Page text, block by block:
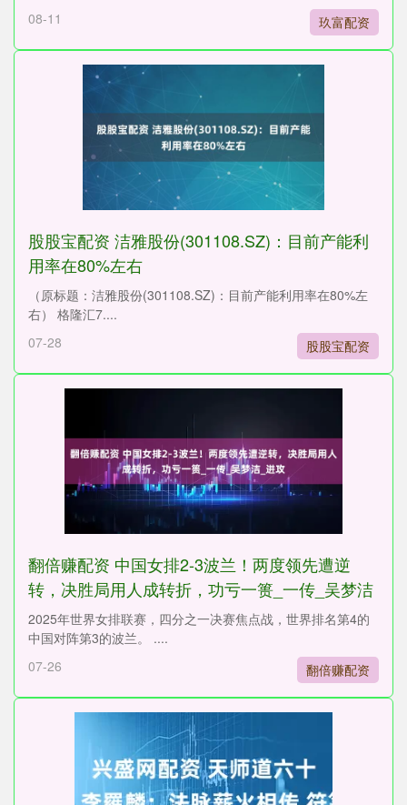
08-11
玖富配资
股股宝配资 洁雅股份(301108.SZ)：目前产能利
用率在80%左右
（原标题：洁雅股份(301108.SZ)：目前产能利用率在80%左
右） 格隆汇7....
07-28
股股宝配资
翻倍赚配资 中国女排2-3波兰！两度领先遭逆
转，决胜局用人成转折，功亏一篑_一传_吴梦洁
_进攻
2025年世界女排联赛，四分之一决赛焦点战，世界排名第4的
中国对阵第3的波兰。 ....
07-26
翻倍赚配资